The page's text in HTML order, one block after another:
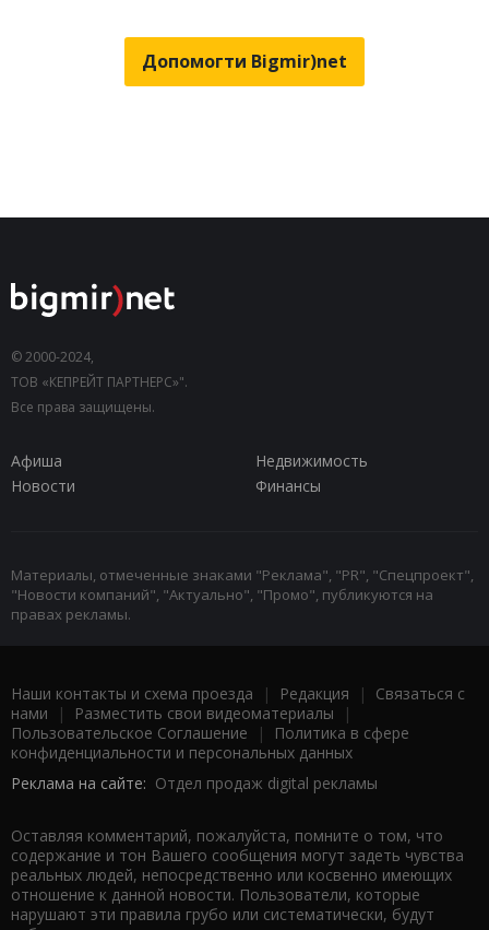
Допомогти Bigmir)net
© 2000-2024,
ТОВ «КЕПРЕЙТ ПАРТНЕРС»".
Все права защищены.
Афиша
Недвижимость
Новости
Финансы
Материалы, отмеченные знаками "Реклама", "PR", "Спецпроект",
"Новости компаний", "Актуально", "Промо", публикуются на
правах рекламы.
Наши контакты и схема проезда | Редакция | Связаться с
нами | Разместить свои видеоматериалы |
Пользовательское Соглашение |
Политика в сфере
конфиденциальности и персональных данных
Реклама на сайте: Отдел продаж digital рекламы
Оставляя комментарий, пожалуйста, помните о том, что
содержание и тон Вашего сообщения могут задеть чувства
реальных людей, непосредственно или косвенно имеющих
отношение к данной новости. Пользователи, которые
нарушают эти правила грубо или систематически, будут